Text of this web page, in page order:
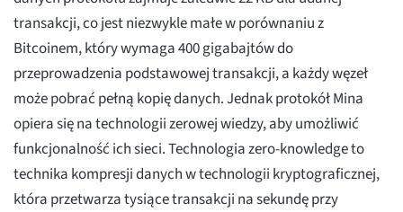
transakcji, co jest niezwykle małe w porównaniu z
Bitcoinem, który wymaga 400 gigabajtów do
przeprowadzenia podstawowej transakcji, a każdy węzeł
może pobrać pełną kopię danych. Jednak protokół Mina
opiera się na technologii zerowej wiedzy, aby umożliwić
funkcjonalność ich sieci. Technologia zero-knowledge to
technika kompresji danych w technologii kryptograficznej,
która przetwarza tysiące transakcji na sekundę przy